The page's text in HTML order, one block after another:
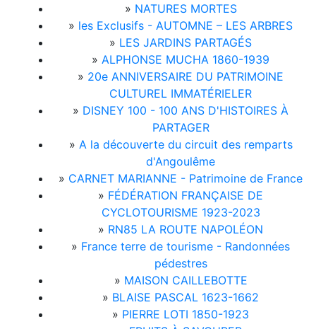
» NATURES MORTES
» les Exclusifs - AUTOMNE – LES ARBRES
» LES JARDINS PARTAGÉS
» ALPHONSE MUCHA 1860-1939
» 20e ANNIVERSAIRE DU PATRIMOINE
CULTUREL IMMATÉRIELER
» DISNEY 100 - 100 ANS D'HISTOIRES À
PARTAGER
» A la découverte du circuit des remparts
d'Angoulême
» CARNET MARIANNE - Patrimoine de France
» FÉDÉRATION FRANÇAISE DE
CYCLOTOURISME 1923-2023
» RN85 LA ROUTE NAPOLÉON
» France terre de tourisme - Randonnées
pédestres
» MAISON CAILLEBOTTE
» BLAISE PASCAL 1623-1662
» PIERRE LOTI 1850-1923